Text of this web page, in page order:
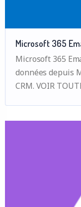
Microsoft 365
Microsoft 365
données depuis
CRM. VOIR